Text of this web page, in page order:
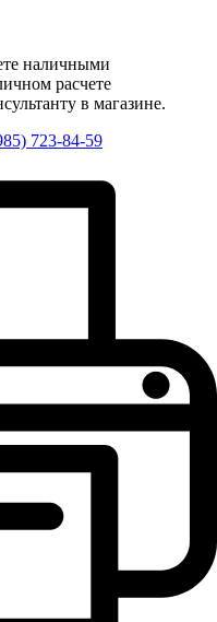
наличными
расчете
в магазине.
723-84-59